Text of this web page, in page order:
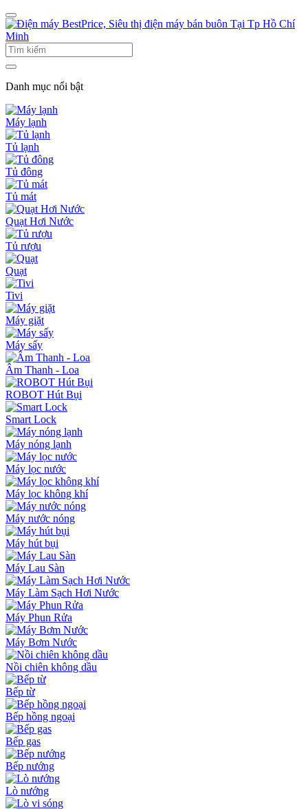
Danh mục nổi bật
Máy lạnh
Tủ lạnh
Tủ đông
Tủ mát
Quạt Hơi Nước
Tủ rượu
Quạt
Tivi
Máy giặt
Máy sấy
Âm Thanh - Loa
ROBOT Hút Bụi
Smart Lock
Máy nóng lạnh
Máy lọc nước
Máy lọc không khí
Máy nước nóng
Máy hút bụi
Máy Lau Sàn
Máy Làm Sạch Hơi Nước
Máy Phun Rửa
Máy Bơm Nước
Nồi chiên không dầu
Bếp từ
Bếp hồng ngoại
Bếp gas
Bếp nướng
Lò nướng